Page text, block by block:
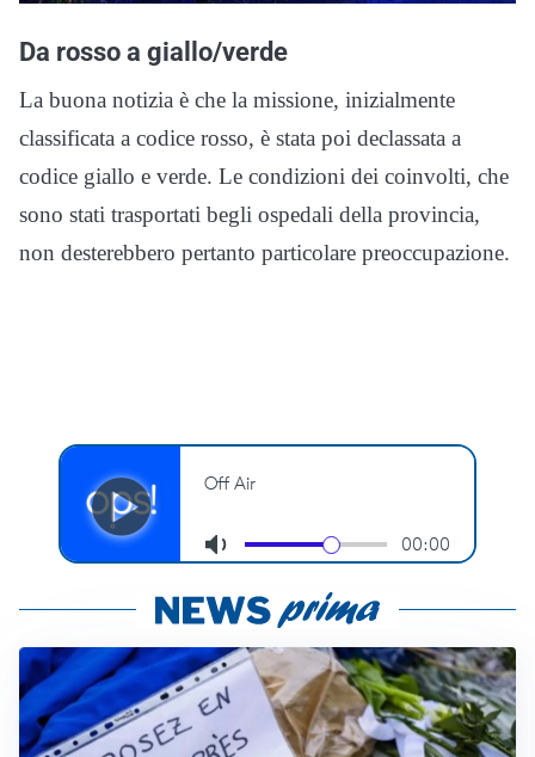
Da rosso a giallo/verde
La buona notizia è che la missione, inizialmente
classificata a codice rosso, è stata poi declassata a
codice giallo e verde. Le condizioni dei coinvolti, che
sono stati trasportati begli ospedali della provincia,
non desterebbero pertanto particolare preoccupazione.